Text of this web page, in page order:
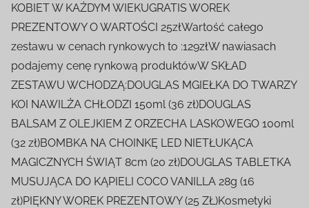
KOBIET W KAŻDYM WIEKUGRATIS WOREK
PREZENTOWY O WARTOŚCI 25złWartość całego
zestawu w cenach rynkowych to :129złW nawiasach
podajemy cenę rynkową produktówW SKŁAD
ZESTAWU WCHODZĄ:DOUGLAS MGIEŁKA DO TWARZY
KOI NAWILŻA CHŁODZI 150ml (36 zł)DOUGLAS
BALSAM Z OLEJKIEM Z ORZECHA LASKOWEGO 100ml
(32 zł)BOMBKA NA CHOINKĘ LED NIETŁUKĄCA
MAGICZNYCH ŚWIĄT 8cm (20 zł)DOUGLAS TABLETKA
MUSUJĄCA DO KĄPIELI COCO VANILLA 28g (16
zł)PIĘKNY WOREK PREZENTOWY (25 ZŁ)Kosmetyki